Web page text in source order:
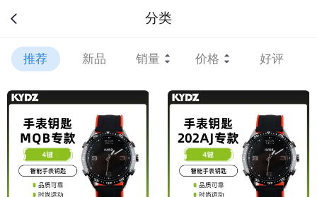
分类
推荐 新品 销量 价格 好评